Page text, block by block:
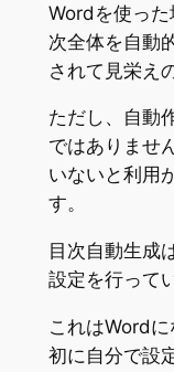
Wordを使った
次全体を自動
されて見栄え
ただし、自動
ではありませ
いないと利用
す。
目次自動生成
設定を行って
これはWord
初に自分で設